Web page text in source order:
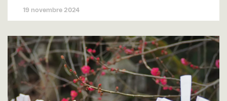
19 novembre 2024